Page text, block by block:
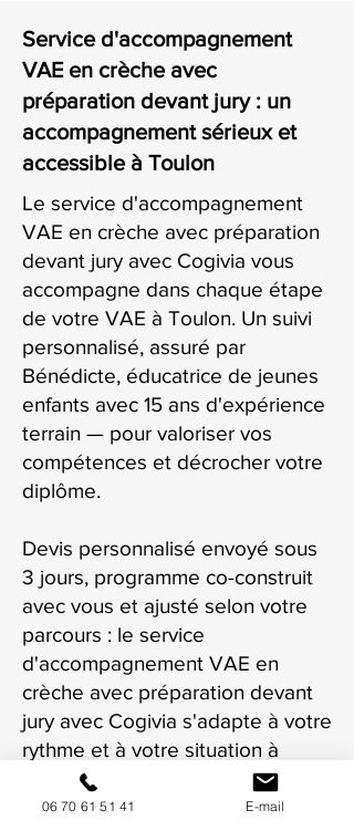
Service d'accompagnement
VAE en crèche avec
préparation devant jury : un
accompagnement sérieux et
accessible à Toulon
Le service d'accompagnement
VAE en crèche avec préparation
devant jury avec Cogivia vous
accompagne dans chaque étape
de votre VAE à Toulon. Un suivi
personnalisé, assuré par
Bénédicte, éducatrice de jeunes
enfants avec 15 ans d'expérience
terrain — pour valoriser vos
compétences et décrocher votre
diplôme.
Devis personnalisé envoyé sous
3 jours, programme co-construit
avec vous et ajusté selon votre
parcours : le service
d'accompagnement VAE en
crèche avec préparation devant
jury avec Cogivia s'adapte à votre
rythme et à votre situation à
Toulon.
06 70 61 51 41 E-mail